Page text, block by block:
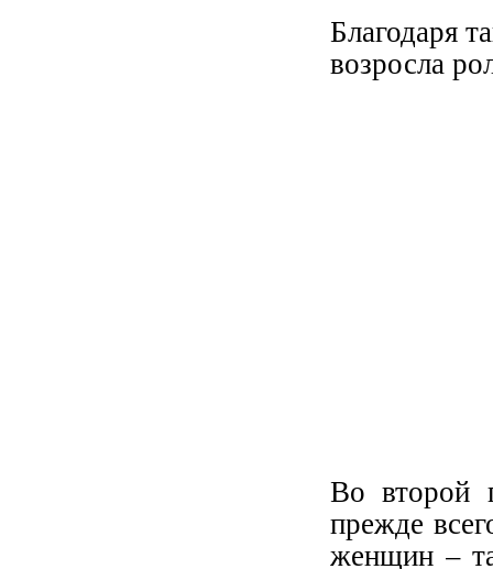
Благодаря
возросла
Во второй
прежде
женщин –